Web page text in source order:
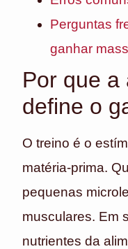
Perguntas
ganhar
Por que a
define o
O treino é o
matéria-prima.
pequenas
musculares. Em
nutrientes da